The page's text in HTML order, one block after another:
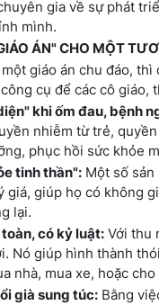
gia về sự phát
mình.
ÁN" CHO MỘT
giáo án chu đáo,
cụ để các cô
khi ốm đau, bệnh
nhiễm từ trẻ,
phục hồi sức khỏe
tinh thần": Một số sản
giá, giúp họ có không
lại.
có kỷ luật: Với thu
Nó giúp hình thành
nhà, mua xe, hoặc
già sung túc: Bằng